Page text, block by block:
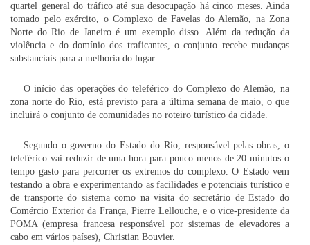
quartel general do tráfico até sua desocupação há cinco meses. Ainda
tomado pelo exército, o Complexo de Favelas do Alemão, na Zona
Norte do Rio de Janeiro é um exemplo disso. Além da redução da
violência e do domínio dos traficantes, o conjunto recebe mudanças
substanciais para a melhoria do lugar.
O início das operações do teleférico do Complexo do Alemão, na
zona norte do Rio, está previsto para a última semana de maio, o que
incluirá o conjunto de comunidades no roteiro turístico da cidade.
Segundo o governo do Estado do Rio, responsável pelas obras, o
teleférico vai reduzir de uma hora para pouco menos de 20 minutos o
tempo gasto para percorrer os extremos do complexo. O Estado vem
testando a obra e experimentando as facilidades e potenciais turístico e
de transporte do sistema como na visita do secretário de Estado do
Comércio Exterior da França, Pierre Lellouche, e o vice-presidente da
POMA (empresa francesa responsável por sistemas de elevadores a
cabo em vários países), Christian Bouvier.